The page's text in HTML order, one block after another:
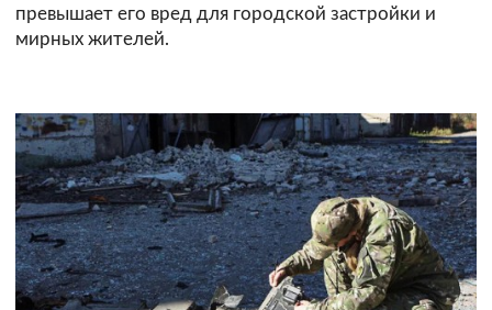
превышает его вред для городской застройки и
мирных жителей.